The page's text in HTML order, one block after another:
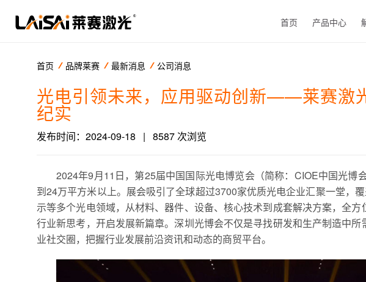
首页 产品中心
首页 品牌莱赛 最新消息 公司消息
光电引领未来，应用驱动创新——莱赛激
纪实
发布时间：2024-09-18 | 8587 次浏览
2024年9月11日，第25届中国国际光电博览会（简称：CIOE中国光
到24万平方米以上。展会吸引了全球超过3700家优质光电企业汇聚一堂，
示等多个光电领域，从材料、器件、设备、核心技术到成套解决方案，全
行业新思考，开启发展新篇章。深圳光博会不仅是寻找研发和生产制造中
业社交圈，把握行业发展前沿资讯和动态的商贸平台。